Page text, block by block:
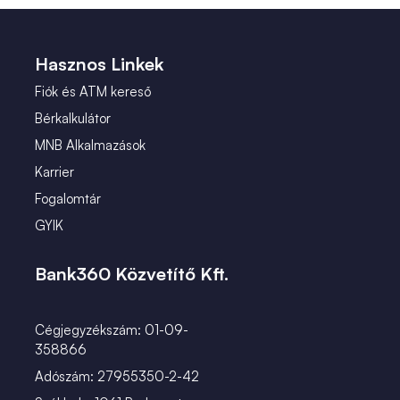
(2)
január (2)
Hasznos Linkek
Fiók és ATM kereső
Bérkalkulátor
MNB Alkalmazások
Karrier
Fogalomtár
GYIK
Bank360 Közvetítő Kft.
Cégjegyzékszám: 01-09-
358866
Adószám: 27955350-2-42